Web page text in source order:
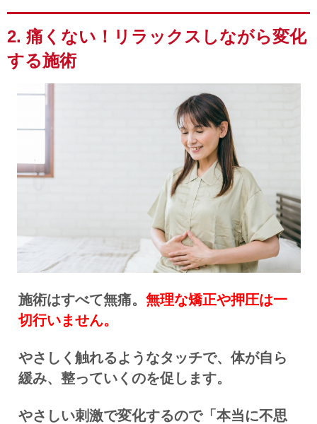
2. 痛くない！リラックスしながら変化
する施術
施術はすべて無痛。 無理な矯正や押圧は一
切行いません。
やさしく触れるようなタッチで、体が自ら
緩み、整っていくのを促します。
やさしい刺激で変化するので「本当に不思